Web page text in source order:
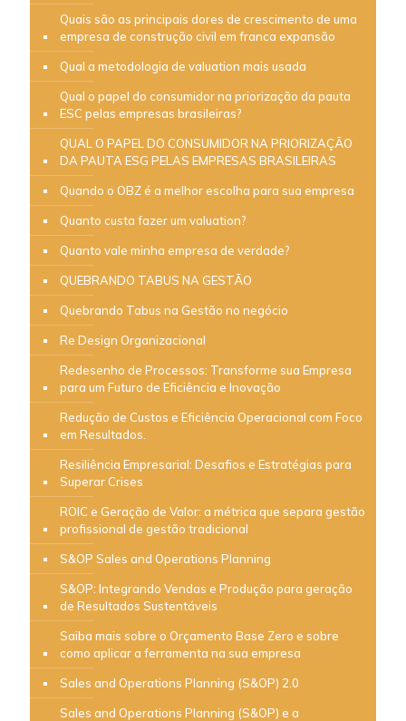
Quais são as principais dores de crescimento de uma
empresa de construção civil em franca expansão
Qual a metodologia de valuation mais usada
Qual o papel do consumidor na priorização da pauta
ESC pelas empresas brasileiras?
QUAL O PAPEL DO CONSUMIDOR NA PRIORIZAÇÃO
DA PAUTA ESG PELAS EMPRESAS BRASILEIRAS
Quando o OBZ é a melhor escolha para sua empresa
Quanto custa fazer um valuation?
Quanto vale minha empresa de verdade?
QUEBRANDO TABUS NA GESTÃO
Quebrando Tabus na Gestão no negócio
Re Design Organizacional
Redesenho de Processos: Transforme sua Empresa
para um Futuro de Eficiência e Inovação
Redução de Custos e Eficiência Operacional com Foco
em Resultados.
Resiliência Empresarial: Desafios e Estratégias para
Superar Crises
ROIC e Geração de Valor: a métrica que separa gestão
profissional de gestão tradicional
S&OP Sales and Operations Planning
S&OP: Integrando Vendas e Produção para geração
de Resultados Sustentáveis
Saiba mais sobre o Orçamento Base Zero e sobre
como aplicar a ferramenta na sua empresa
Sales and Operations Planning (S&OP) 2.0
Sales and Operations Planning (S&OP) e a